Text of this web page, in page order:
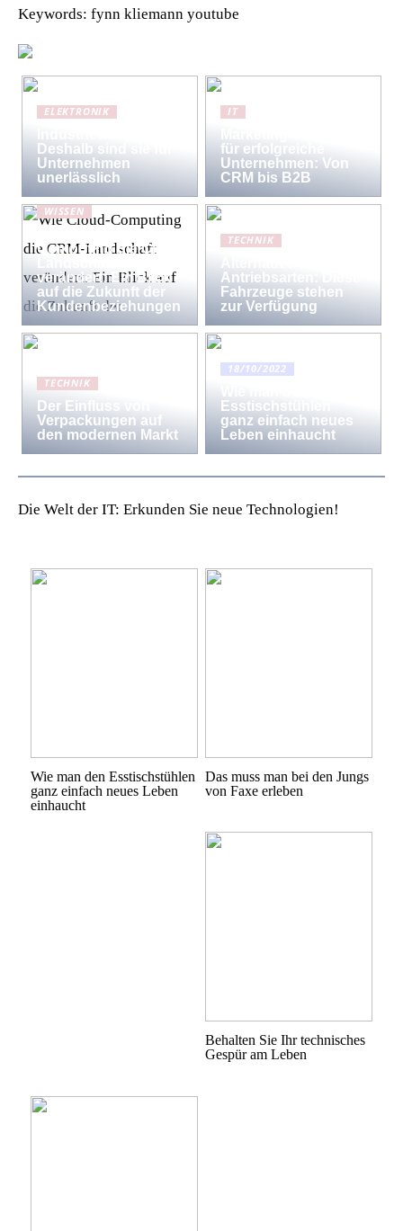
Keywords: fynn kliemann youtube
ELEKTRONIK
Deshalb sind sie für
Unternehmen
unerlässlich
IT
für erfolgreiche
Unternehmen: Von
CRM bis B2B
WISSEN
Computing die CRM-
verändert: Ein Blick
auf die Zukunft der
Kundenbeziehungen
TECHNIK
Antriebsarten: Diese
Fahrzeuge stehen
zur Verfügung
TECHNIK
Der Einfluss von
Verpackungen auf
den modernen Markt
18/10/2022
Esstischstühlen
ganz einfach neues
Leben einhaucht
Die Welt der IT: Erkunden Sie neue Technologien!
Wie man den Esstischstühlen
ganz einfach neues Leben
einhaucht
Das muss man bei den Jungs
von Faxe erleben
Behalten Sie Ihr technisches
Gespür am Leben